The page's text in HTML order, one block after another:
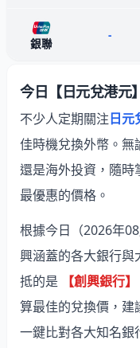
銀聯
-
今日【日元兌港元
不少人定期關注日元
佳時機兌換外幣。無
還是海外投資，隨時
最優惠的價格。
根據今日（2026年
興涵蓋的各大銀行與
抵的是
【創興銀行】
算最佳的兌換價，建
一鍵比對各大知名銀